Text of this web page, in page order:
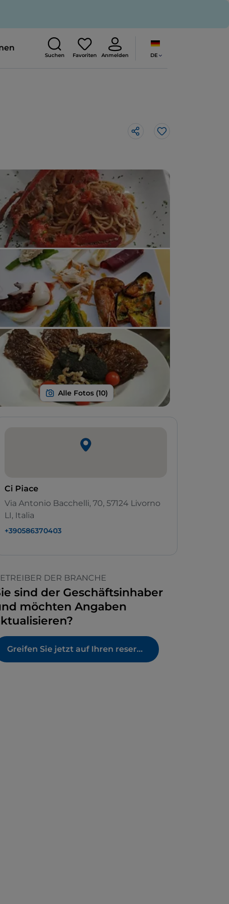
Suchen Favoriten Anmelden DE
Like
Ci Piace
Via Antonio Bacchelli, 70, 57124 Livorno
LI, Italia
+390586370403
DER BRANCHE
sind der Geschäftsinhaber
möchten Angaben
Greifen Sie jetzt auf Ihren reservierten Bereich zu